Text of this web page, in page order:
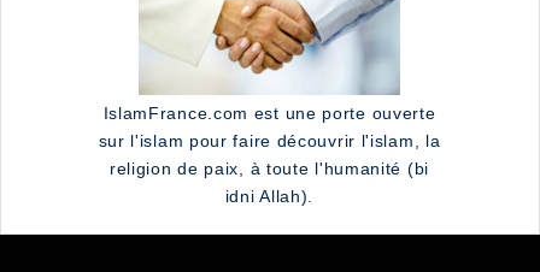
IslamFrance.com est une porte ouverte
sur l'islam pour faire découvrir l'islam, la
religion de paix, à toute l'humanité (bi
idni Allah).